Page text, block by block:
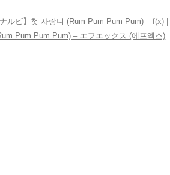
ルビ】첫 사랑니 (Rum Pum Pum Pum) – ​f(x) |
Pum Pum Pum) – エフエックス (에프엑스)